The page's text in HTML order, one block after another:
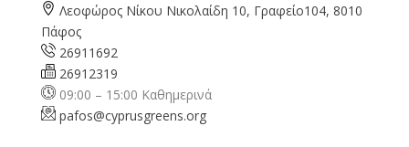
Λεοφώρος Νίκου Νικολαίδη 10, Γραφείο104, 8010
Πάφος
26911692
26912319
09:00 – 15:00 Καθημερινά
pafos@cyprusgreens.org